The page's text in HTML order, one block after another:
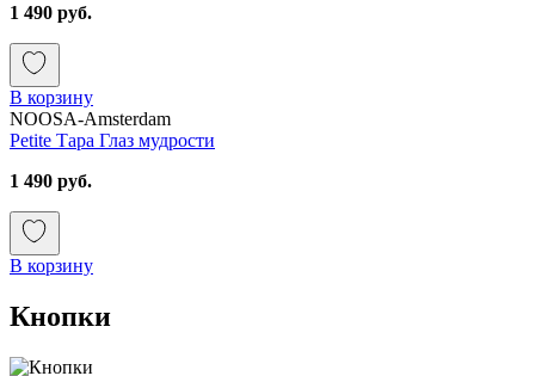
1 490 руб.
В корзину
NOOSA-Amsterdam
Petite Тара Глаз мудрости
1 490 руб.
В корзину
Кнопки